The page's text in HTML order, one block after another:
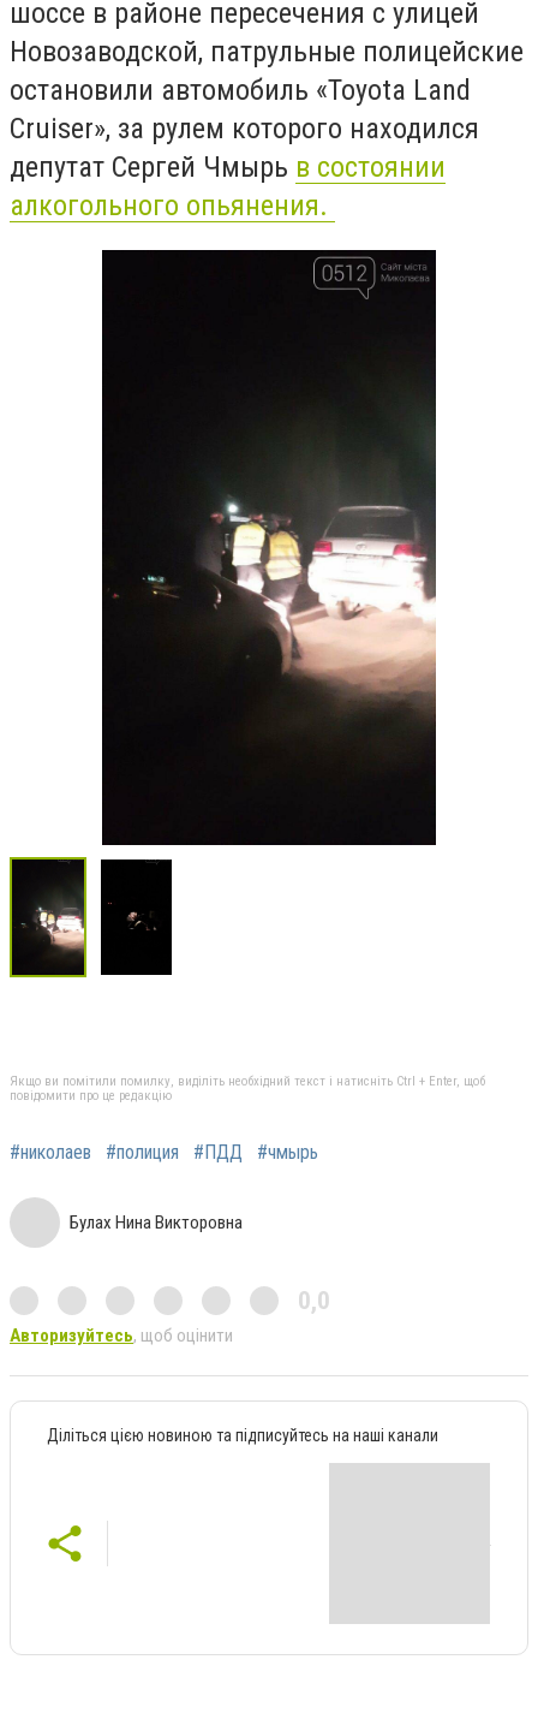
шоссе в районе пересечения с улицей
Новозаводской, патрульные полицейские
остановили автомобиль «Toyota Land
Cruiser», за рулем которого находился
депутат Сергей Чмырь в состоянии
алкогольного опьянения.
Якщо ви помітили помилку, виділіть необхідний текст і натисніть Ctrl + Enter, щоб
повідомити про це редакцію
#николаев #полиция #ПДД #чмырь
Булах Нина Викторовна
0,0
Авторизуйтесь, щоб оцінити
Діліться цією новиною та підписуйтесь на наші канали